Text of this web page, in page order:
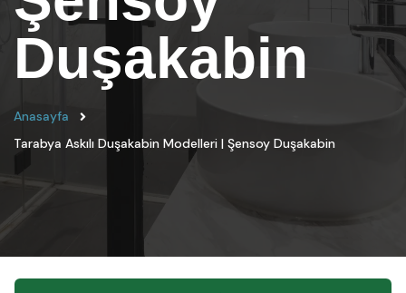
Duşakabin
Anasayfa
Tarabya Askılı Duşakabin Modelleri | Şensoy Duşakabin